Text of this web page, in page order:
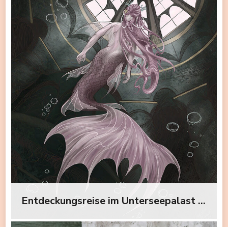
Entdeckungsreise im Unterseepalast – Mermay 2025